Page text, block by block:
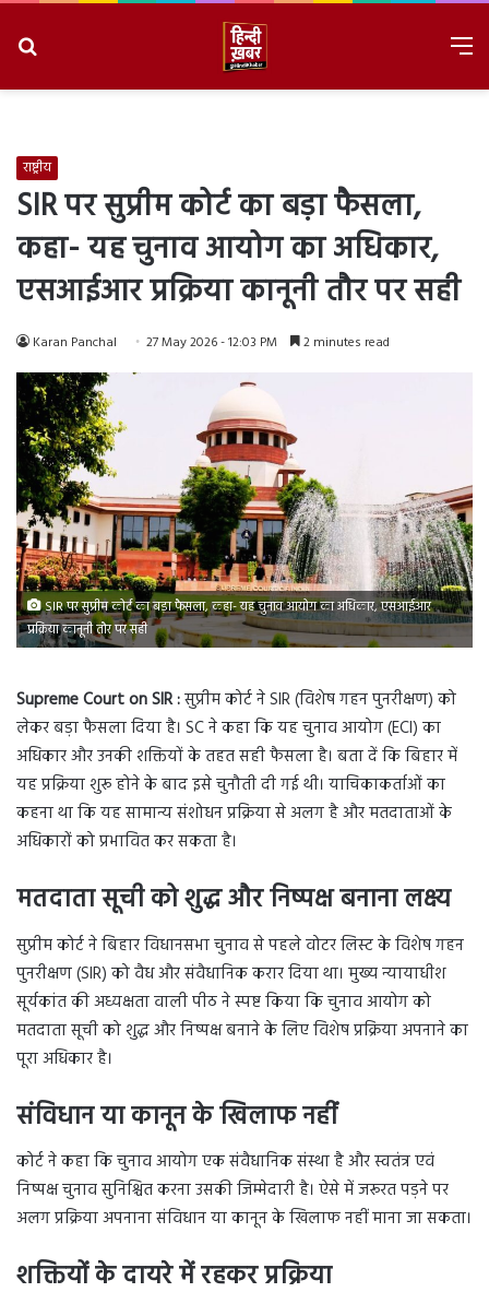
राष्ट्रीय
SIR पर सुप्रीम कोर्ट का बड़ा फैसला,
कहा- यह चुनाव आयोग का अधिकार,
एसआईआर प्रक्रिया कानूनी तौर पर सही
Karan Panchal 27 May 2026 - 12:03 PM 2 minutes read
SIR पर सुप्रीम कोर्ट का बड़ा फैसला, कहा- यह चुनाव आयोग का अधिकार, एसआईआर
प्रक्रिया कानूनी तौर पर सही
Supreme Court on SIR :सुप्रीम कोर्ट ने SIR (विशेष गहन पुनरीक्षण) को
लेकर बड़ा फैसला दिया है। SC ने कहा कि यह चुनाव आयोग (ECI) का
अधिकार और उनकी शक्तियों के तहत सही फैसला है। बता दें कि बिहार में
यह प्रक्रिया शुरू होने के बाद इसे चुनौती दी गई थी। याचिकाकर्ताओं का
कहना था कि यह सामान्य संशोधन प्रक्रिया से अलग है और मतदाताओं के
अधिकारों को प्रभावित कर सकता है।
मतदाता सूची को शुद्ध और निष्पक्ष बनाना लक्ष्य
सुप्रीम कोर्ट ने बिहार विधानसभा चुनाव से पहले वोटर लिस्ट के विशेष गहन
पुनरीक्षण (SIR) को वैध और संवैधानिक करार दिया था। मुख्य न्यायाधीश
सूर्यकांत की अध्यक्षता वाली पीठ ने स्पष्ट किया कि चुनाव आयोग को
मतदाता सूची को शुद्ध और निष्पक्ष बनाने के लिए विशेष प्रक्रिया अपनाने का
पूरा अधिकार है।
संविधान या कानून के खिलाफ नहीं
कोर्ट ने कहा कि चुनाव आयोग एक संवैधानिक संस्था है और स्वतंत्र एवं
निष्पक्ष चुनाव सुनिश्चित करना उसकी जिम्मेदारी है। ऐसे में जरूरत पड़ने पर
अलग प्रक्रिया अपनाना संविधान या कानून के खिलाफ नहीं माना जा सकता।
शक्तियों के दायरे में रहकर प्रक्रिया